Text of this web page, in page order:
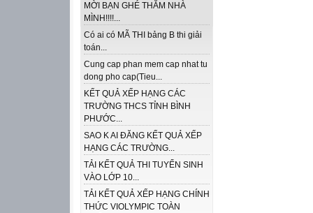
MỜI BẠN GHÉ THĂM NHÀ
MÌNH!!!!...
Có ai có MÃ THI bảng B thi giải
toán...
Cung cap phan mem cap nhat tu
dong pho cap(Tieu...
KẾT QUẢ XẾP HẠNG CÁC
TRƯỜNG THCS TỈNH BÌNH
PHƯỚC...
SAO K AI ĐĂNG KẾT QUẢ XẾP
HẠNG CÁC TRƯỜNG...
TẢI KẾT QUẢ THI TUYỂN SINH
VÀO LỚP 10...
TẢI KẾT QUẢ XẾP HẠNG CHÍNH
THỨC VIOLYMPIC TOÀN